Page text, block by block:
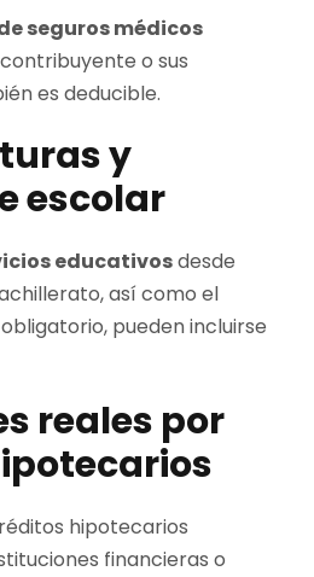
seguros médicos
o sus
es deducible.
y
escolar
educativosdesde
así como el
pueden incluirse
reales por
hipotecarios
financieras o